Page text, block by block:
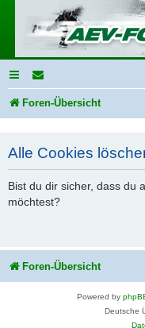
Foren-Übersicht
Alle Cookies
Bist du dir sicher, dass du
möchtest?
Foren-Übersicht
Powered by
Deutsche